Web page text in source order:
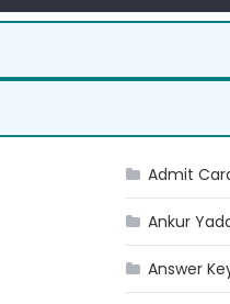
Admit
Ankur
Answer